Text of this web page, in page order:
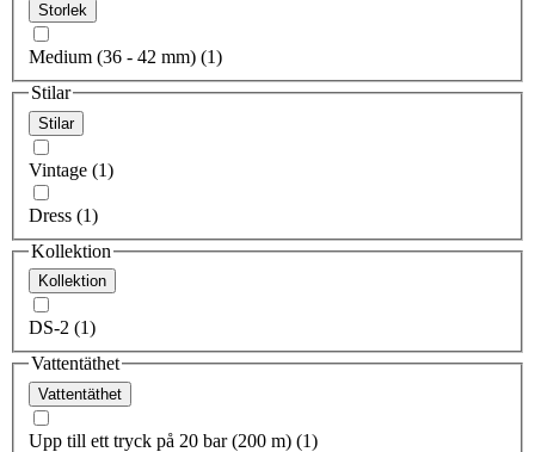
Storlek
Medium (36 - 42 mm) (1)
Stilar
Stilar
Vintage (1)
Dress (1)
Kollektion
Kollektion
DS-2 (1)
Vattentäthet
Vattentäthet
Upp till ett tryck på 20 bar (200 m) (1)